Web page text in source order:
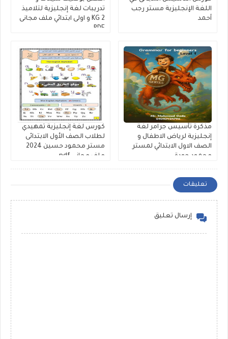
اللغة الإنجليزية مستر رجب
أحمد
تدريبات لغة إنجليزية لتلاميذ
KG 2 و اولى ابتدائي ملف مجانى
PDF
مذكرة تأسيس جرامر لغة
إنجليزية لرياض الاطفال و
الصف الاول الابتدائي لمستر
محمود جودة
كورس لغة إنجليزية تمهيدي
لطلاب الصف الأول الابتدائى
مستر محمود حسين 2024
ملف مجانى pdf
تعليقات
إرسال تعليق